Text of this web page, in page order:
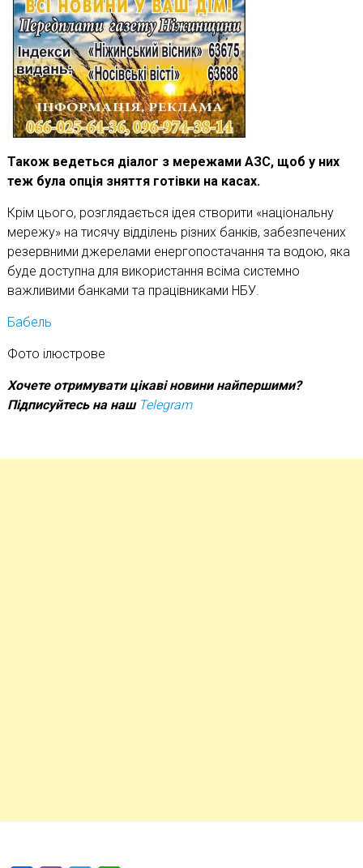
Також ведеться діалог з мережами АЗС, щоб у них
теж була опція зняття готівки на касах.
Крім цього, розглядається ідея створити «національну
мережу» на тисячу відділень різних банків, забезпечених
резервними джерелами енергопостачання та водою, яка
буде доступна для використання всіма системно
важливими банками та працівниками НБУ.
Бабель
Фото ілюстрове
Хочете отримувати цікаві новини найпершими?
Підписуйтесь на наш Telegram